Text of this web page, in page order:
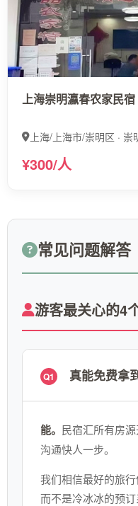
上海崇明瀛春农家民宿
上海/上海市/崇明区 · 崇
¥300/人
常见问题解答
游客最关心的4
Q1 真能免费拿
能。 民宿汇所有房源
沟通快人一步。
我们相信最好的旅行
而不是冷冰冰的预订